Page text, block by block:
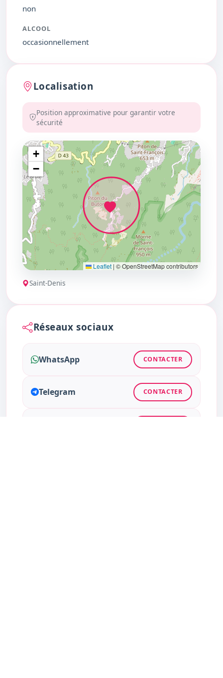
non
ALCOOL
occasionnellement
Localisation
Position approximative pour garantir votre
sécurité
+
−
Leaflet | © OpenStreetMap contributors
Saint-Denis
Réseaux sociaux
WhatsApp CONTACTER
Telegram CONTACTER